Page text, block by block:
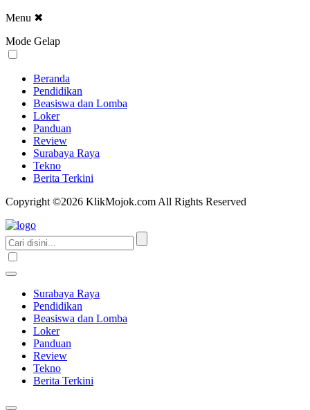
Menu ✖
Mode Gelap
Beranda
Pendidikan
Beasiswa dan Lomba
Loker
Panduan
Review
Surabaya Raya
Tekno
Berita Terkini
Copyright ©2026 KlikMojok.com All Rights Reserved
Surabaya Raya
Pendidikan
Beasiswa dan Lomba
Loker
Panduan
Review
Tekno
Berita Terkini